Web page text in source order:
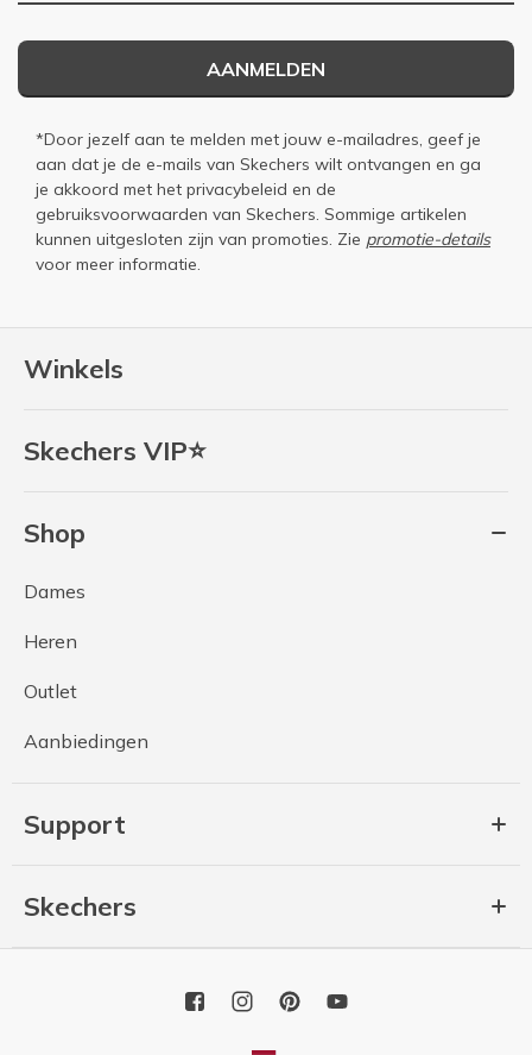
Winkels
Skechers VIP⭐
Shop
Dames
Heren
Outlet
Aanbiedingen
Support
Skechers
AANMELDEN
*Door jezelf aan te melden met jouw e-mailadres, geef je
aan dat je de e-mails van Skechers wilt ontvangen en ga
je akkoord met het privacybeleid en de
gebruiksvoorwaarden van Skechers. Sommige artikelen
kunnen uitgesloten zijn van promoties. Zie promotie-details
voor meer informatie.